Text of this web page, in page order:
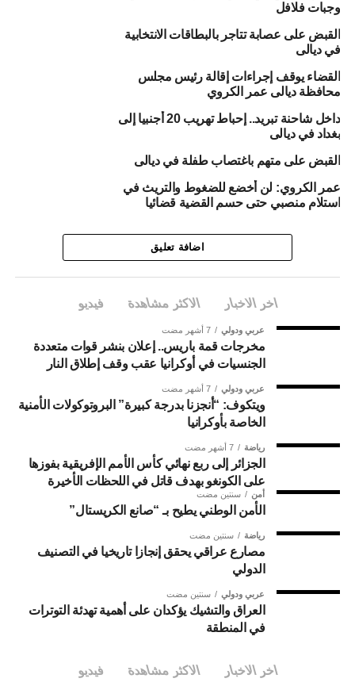
وجبات فلافل
القبض على عصابة تتاجر بالبطاقات الانتخابية
في ديالى
القضاء يوقف إجراءات إقالة رئيس مجلس
محافظة ديالى عمر الكروي
داخل شاحنة تبريد.. إحباط تهريب 20 أجنبيا إلى
بغداد في ديالى
القبض على متهم باغتصاب طفلة في ديالى
عمر الكروي: لن أخضع للضغوط والتريث في
استلام منصبي حتى حسم القضية قضائيا
اضافة تعليق
اخر الاخبار الاكثر مشاهدة فيديو
عربي ودولي 7 أشهر مضت
مخرجات قمة باريس.. إعلان بنشر قوات متعددة
الجنسيات في أوكرانيا عقب وقف إطلاق النار
عربي ودولي 7 أشهر مضت
ويتكوف: “أنجزنا بدرجة كبيرة” البروتوكولات الأمنية
الخاصة بأوكرانيا
رياضة 7 أشهر مضت
الجزائر إلى ربع نهائي كأس الأمم الإفريقية بفوزها
على الكونغو بهدف قاتل في اللحظات الأخيرة
أمن سنتين مضت
الأمن الوطني يطيح بـ “صانع الكريستال”
رياضة سنتين مضت
مصارع عراقي يحقق إنجازا تاريخيا في التصنيف
الدولي
عربي ودولي سنتين مضت
العراق والتشيك يؤكدان على أهمية تهدئة التوترات
في المنطقة
اخر الاخبار الاكثر مشاهدة فيديو